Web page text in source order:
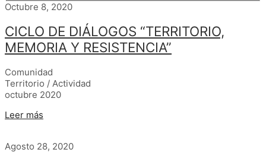
Octubre 8, 2020
CICLO DE DIÁLOGOS “TERRITORIO,
MEMORIA Y RESISTENCIA”
Comunidad
Territorio / Actividad
octubre 2020
Leer más
Agosto 28, 2020